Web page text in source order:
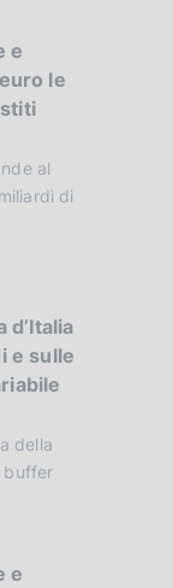
e
le
al
di
d’Italia
e sulle
della
buffer
e